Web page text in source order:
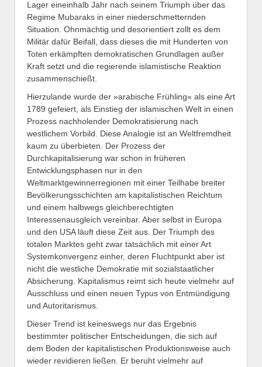
Lager eineinhalb Jahr nach seinem Triumph über das
Regime Mubaraks in einer niederschmetternden
Situation. Ohnmächtig und desorientiert zollt es dem
Militär dafür Beifall, dass dieses die mit Hunderten von
Toten erkämpften demokratischen Grundlagen außer
Kraft setzt und die regierende islamistische Reaktion
zusammenschießt.
Hierzulande wurde der »arabische Frühling« als eine Art
1789 gefeiert, als Einstieg der islamischen Welt in einen
Prozess nachholender Demokratisierung nach
westlichem Vorbild. Diese Analogie ist an Weltfremdheit
kaum zu überbieten. Der Prozess der
Durchkapitalisierung war schon in früheren
Entwicklungsphasen nur in den
Weltmarktgewinnerregionen mit einer Teilhabe breiter
Bevölkerungsschichten am kapitalistischen Reichtum
und einem halbwegs gleichberechtigten
Interessenausgleich vereinbar. Aber selbst in Europa
und den USA läuft diese Zeit aus. Der Triumph des
totalen Marktes geht zwar tatsächlich mit einer Art
Systemkonvergenz einher, deren Fluchtpunkt aber ist
nicht die westliche Demokratie mit sozialstaatlicher
Absicherung. Kapitalismus reimt sich heute vielmehr auf
Ausschluss und einen neuen Typus von Entmündigung
und Autoritarismus.
Dieser Trend ist keineswegs nur das Ergebnis
bestimmter politischer Entscheidungen, die sich auf
dem Boden der kapitalistischen Produktionsweise auch
wieder revidieren ließen. Er beruht vielmehr auf